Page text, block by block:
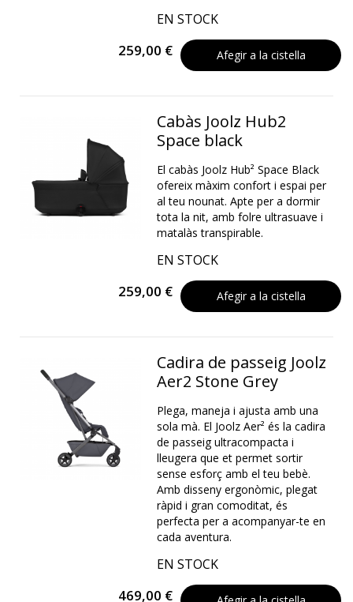
EN STOCK
259,00 € Afegir a la cistella
Cabàs Joolz Hub2
Space black
El cabàs Joolz Hub² Space Black
ofereix màxim confort i espai per
al teu nounat. Apte per a dormir
tota la nit, amb folre ultrasuave i
matalàs transpirable.
EN STOCK
259,00 € Afegir a la cistella
Cadira de passeig Joolz
Aer2 Stone Grey
Plega, maneja i ajusta amb una
sola mà. El Joolz Aer² és la cadira
de passeig ultracompacta i
lleugera que et permet sortir
sense esforç amb el teu bebè.
Amb disseny ergonòmic, plegat
ràpid i gran comoditat, és
perfecta per a acompanyar-te en
cada aventura.
EN STOCK
469,00 €